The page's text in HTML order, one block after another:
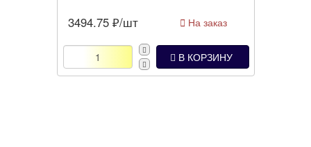
3494.75 ₽/шт На заказ
В КОРЗИНУ